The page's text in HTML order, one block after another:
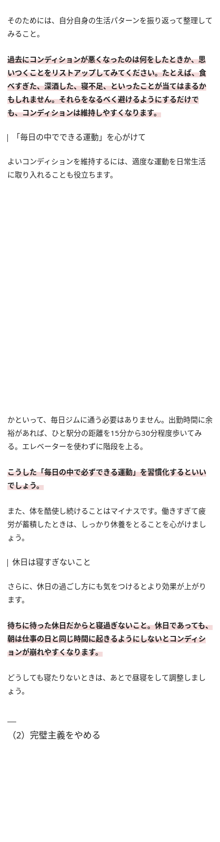
そのためには、自分自身の生活パターンを振り返って整理して
みること。
過去にコンディションが悪くなったのは何をしたときか、思
いつくことをリストアップしてみてください。たとえば、食
べすぎた、深酒した、寝不足、といったことが当てはまるか
もしれません。それらをなるべく避けるようにするだけで
も、コンディションは維持しやすくなります。
「毎日の中でできる運動」を心がけて
よいコンディションを維持するには、適度な運動を日常生活
に取り入れることも役立ちます。
かといって、毎日ジムに通う必要はありません。出勤時間に余
裕があれば、ひと駅分の距離を15分から30分程度歩いてみ
る。エレベーターを使わずに階段を上る。
こうした「毎日の中で必ずできる運動」を習慣化するといい
でしょう。
また、体を酷使し続けることはマイナスです。働きすぎて疲
労が蓄積したときは、しっかり休養をとることを心がけまし
ょう。
休日は寝すぎないこと
さらに、休日の過ごし方にも気をつけるとより効果が上がり
ます。
待ちに待った休日だからと寝過ぎないこと。休日であっても、
朝は仕事の日と同じ時間に起きるようにしないとコンディシ
ョンが崩れやすくなります。
どうしても寝たりないときは、あとで昼寝をして調整しまし
ょう。
（2）完璧主義をやめる